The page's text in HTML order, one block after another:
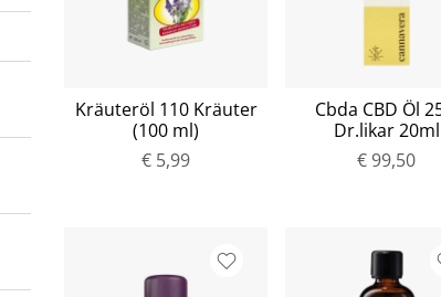
Kräuteröl 110 Kräuter
(100 ml)
€ 5,99
Cbda CBD Öl
Dr.likar 20ml
€ 99,50